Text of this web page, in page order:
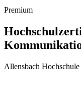
Premium
Allensbach Hochschule